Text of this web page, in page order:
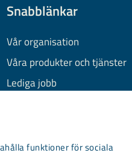
funktioner för sociala
Snabblänkar
Vår organisation
Våra produkter och tjänster
Lediga jobb
Information om cookies